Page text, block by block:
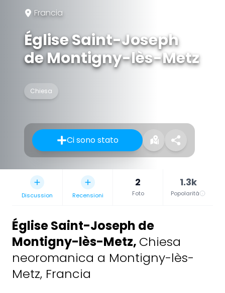
Francia
Église Saint-Joseph
de Montigny-lès-Metz
Chiesa
Ci sono stato
Discussion Recensioni
2
Foto
1.3k
Popolarità
Église Saint-Joseph de
Montigny-lès-Metz, Chiesa
neoromanica a Montigny-lès-
Metz, Francia